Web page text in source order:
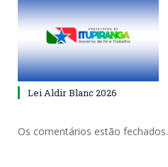
Lei Aldir Blanc 2026
Os comentários estão fechados.